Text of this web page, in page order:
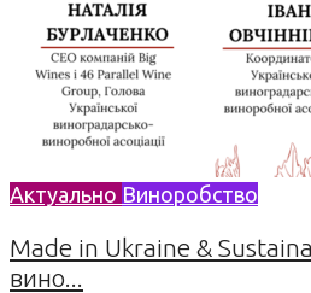
Актуально Виноробство
Made in Ukraine &
вино...